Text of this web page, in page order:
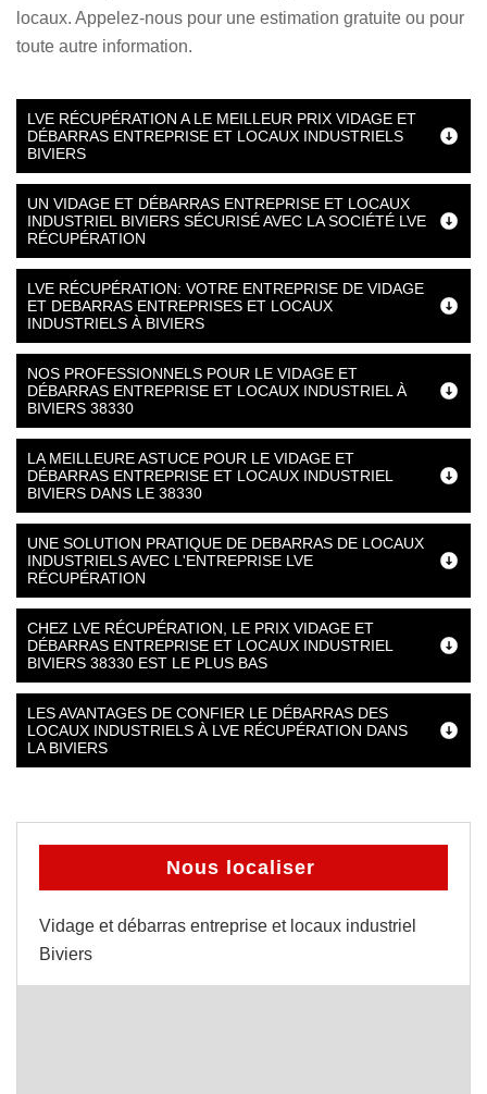
locaux. Appelez-nous pour une estimation gratuite ou pour
toute autre information.
LVE RÉCUPÉRATION A LE MEILLEUR PRIX VIDAGE ET
DÉBARRAS ENTREPRISE ET LOCAUX INDUSTRIELS
BIVIERS
UN VIDAGE ET DÉBARRAS ENTREPRISE ET LOCAUX
INDUSTRIEL BIVIERS SÉCURISÉ AVEC LA SOCIÉTÉ LVE
RÉCUPÉRATION
LVE RÉCUPÉRATION: VOTRE ENTREPRISE DE VIDAGE
ET DEBARRAS ENTREPRISES ET LOCAUX
INDUSTRIELS À BIVIERS
NOS PROFESSIONNELS POUR LE VIDAGE ET
DÉBARRAS ENTREPRISE ET LOCAUX INDUSTRIEL À
BIVIERS 38330
LA MEILLEURE ASTUCE POUR LE VIDAGE ET
DÉBARRAS ENTREPRISE ET LOCAUX INDUSTRIEL
BIVIERS DANS LE 38330
UNE SOLUTION PRATIQUE DE DEBARRAS DE LOCAUX
INDUSTRIELS AVEC L'ENTREPRISE LVE
RÉCUPÉRATION
CHEZ LVE RÉCUPÉRATION, LE PRIX VIDAGE ET
DÉBARRAS ENTREPRISE ET LOCAUX INDUSTRIEL
BIVIERS 38330 EST LE PLUS BAS
LES AVANTAGES DE CONFIER LE DÉBARRAS DES
LOCAUX INDUSTRIELS À LVE RÉCUPÉRATION DANS
LA BIVIERS
Nous localiser
Vidage et débarras entreprise et locaux industriel
Biviers